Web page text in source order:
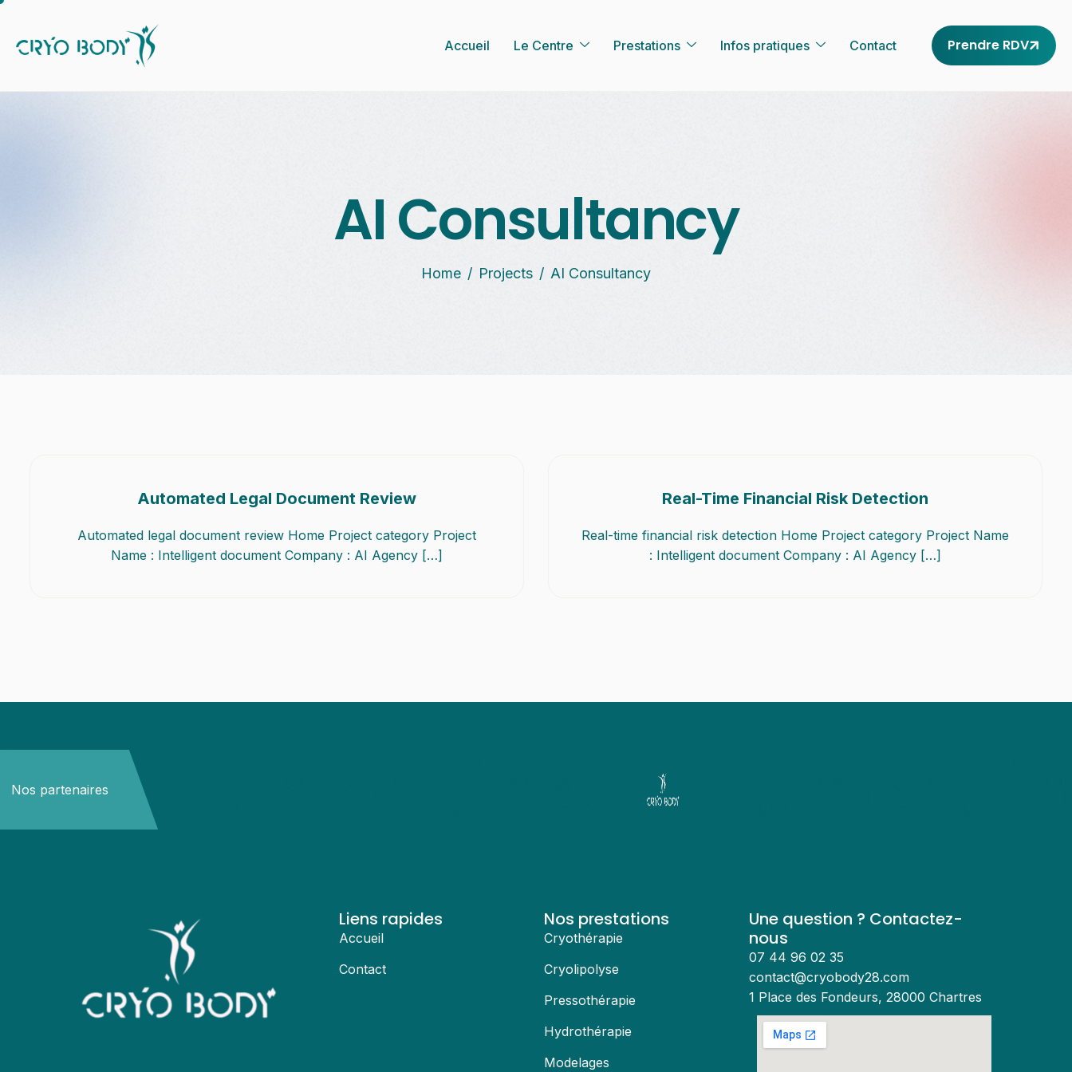
Accueil Le Centre Prestations Infos pratiques Contact Prendre RDV
AI Consultancy
Home Projects AI Consultancy
Automated Legal Document Review
Automated legal document review Home Project category Project
Name : Intelligent document Company : AI Agency […]
Real-Time Financial Risk Detection
Real-time financial risk detection Home Project category Project Name
: Intelligent document Company : AI Agency […]
Nos partenaires
Liens rapides
Accueil
Contact
Nos prestations
Cryothérapie
Cryolipolyse
Pressothérapie
Hydrothérapie
Modelages
Une question ? Contactez-
nous
07 44 96 02 35
contact@cryobody28.com
1 Place des Fondeurs, 28000 Chartres